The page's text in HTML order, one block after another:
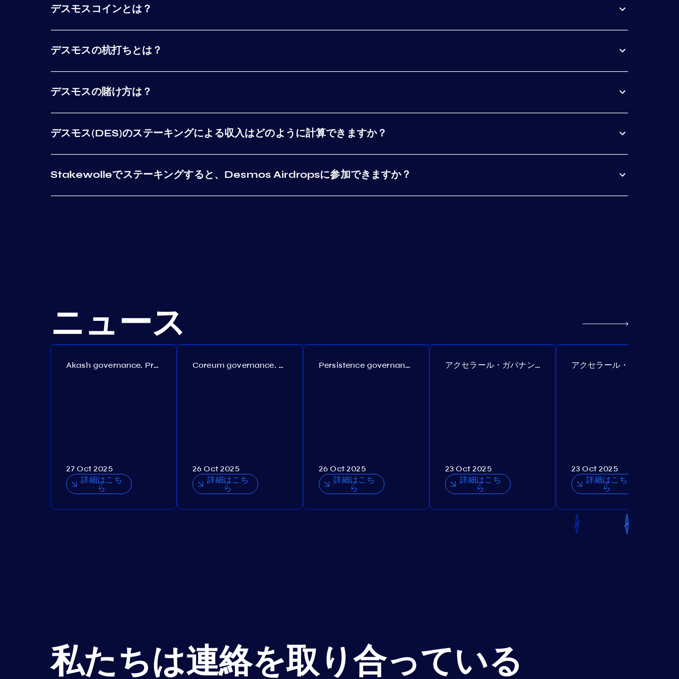
デスモスコインとは？
デスモスの杭打ちとは？
デスモスの賭け方は？
デスモス(DES)のステーキングによる収入はどのように計算できますか？
Stakewolleでステーキングすると、Desmos Airdropsに参加できますか？
ニュース
Akash governance. Proposal №308
27 Oct 2025
詳細はこち
ら
Coreum governance. Proposal №22
26 Oct 2025
詳細はこち
ら
Persistence governance. Proposal №150
26 Oct 2025
詳細はこち
ら
アクセラール・ガバナンス提案№385
23 Oct 2025
詳細はこち
ら
23 Oct 2025
詳細はこち
ら
私たちは連絡を取り合っている